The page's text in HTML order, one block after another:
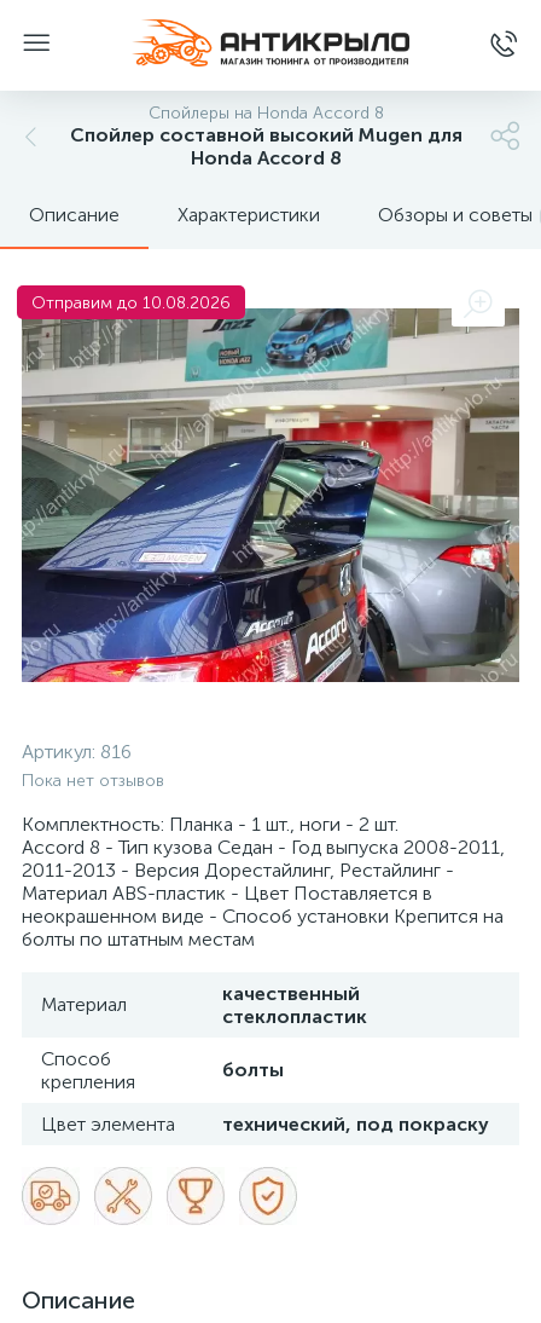
Спойлеры на Honda Accord 8
Спойлер составной высокий Mugen для
Honda Accord 8
Описание Характеристики Обзоры и советы
Отправим до 10.08.2026
Артикул: 816
Пока нет отзывов
Комплектность: Планка - 1 шт., ноги - 2 шт.
Accord 8 - Тип кузова Седан - Год выпуска 2008-2011,
2011-2013 - Версия Дорестайлинг, Рестайлинг -
Материал ABS-пластик - Цвет Поставляется в
неокрашенном виде - Способ установки Крепится на
болты по штатным местам
Материал
качественный
стеклопластик
Способ
крепления
болты
Цвет элемента технический, под покраску
Описание